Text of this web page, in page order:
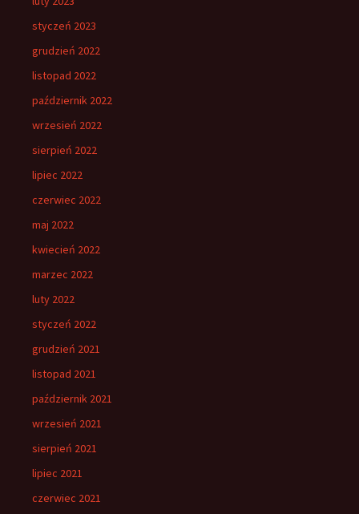
styczeń 2023
grudzień 2022
listopad 2022
październik 2022
wrzesień 2022
sierpień 2022
lipiec 2022
czerwiec 2022
maj 2022
kwiecień 2022
marzec 2022
luty 2022
styczeń 2022
grudzień 2021
listopad 2021
październik 2021
wrzesień 2021
sierpień 2021
lipiec 2021
czerwiec 2021